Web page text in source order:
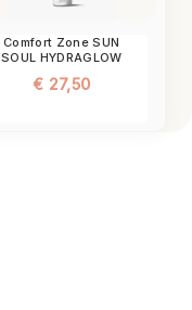
Comfort Zone SUN
SOUL HYDRAGLOW
€ 27,50